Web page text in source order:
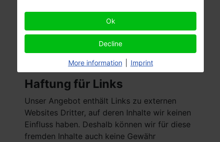
Haftung ist jedoch erst ab dem Zeitpunkt der
Kenntnis einer konkreten Rechtsverletzung
möglich. Bei Bekanntwerden von
entsprechenden Rechtsverletzungen werden
wir diese Inhalte umgehend entfernen.
Haftung für Links
Unser Angebot enthält Links zu externen
Websites Dritter, auf deren Inhalte wir keinen
Einfluss haben. Deshalb können wir für diese
fremden Inhalte auch keine Gewähr
Ok
Decline
More information Imprint